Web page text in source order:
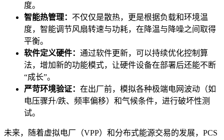
度。
智能热管理： 不仅仅是散热，更是根据负载和环境温
度，智能调节风扇转速与功耗，在降温与降噪之间取得
平衡。
软件定义硬件： 通过软件更新，可以持续优化控制算
法，增加新的功能模式，让硬件设备在部署后还能不断
“成长”。
严苛环境验证： 在出厂前，模拟各种极端电网波动（如
电压骤升/跌、频率偏移）和气候条件，进行破坏性测
试。
未来，随着虚拟电厂（VPP）和分布式能源交易的发展，PCS